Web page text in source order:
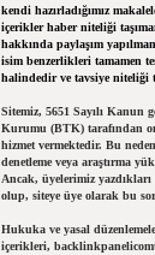
kendi hazırladığımız
içerikler haber niteliği
hakkında paylaşım
isim benzerlikleri tamamen
halindedir ve tavsiye niteliği
Sitemiz, 5651 Sayılı Kanun
Kurumu (BTK) tarafından
hizmet vermektedir. Bu
denetleme veya araştırma
Ancak, üyelerimiz
olup, siteye üye olarak bu
Hukuka ve yasal
içerikleri,